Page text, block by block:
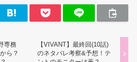
専務
ら？
【VIVANT】最終回(10話)
のネタバレ考察&予想！テ